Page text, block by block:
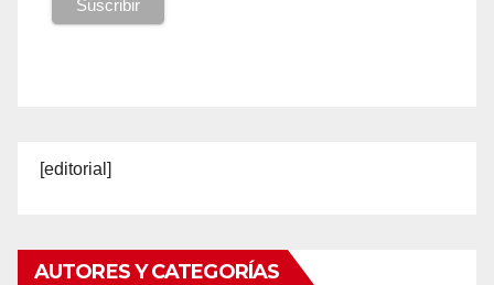
[editorial]
AUTORES Y CATEGORÍAS